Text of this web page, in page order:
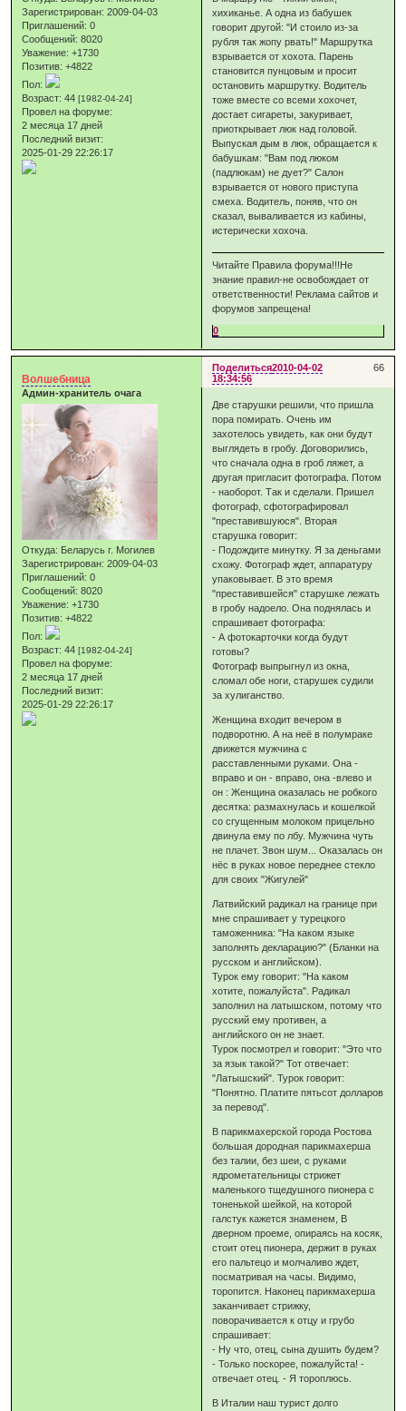
Зарегистрирован: 2009-04-03
Приглашений: 0
Сообщений: 8020
Уважение: +1730
Позитив: +4822
Пол:
Возраст: 44[1982-04-24]
Провел на форуме:
2 месяца 17 дней
Последний визит:
2025-01-29 22:26:17
хихиканье. А одна из бабушек
говорит другой: "И стоило из-за
рубля так жопу рвать!" Маршрутка
взрывается от хохота. Парень
становится пунцовым и просит
остановить маршрутку. Водитель
тоже вместе со всеми хохочет,
достает сигареты, закуривает,
приоткрывает люк над головой.
Выпуская дым в люк, обращается к
бабушкам: "Вам под люком
(падлюкам) не дует?" Салон
взрывается от нового приступа
смеха. Водитель, поняв, что он
сказал, вываливается из кабины,
истерически хохоча.
Читайте Правила форума!!!Не
знание правил-не освобождает от
ответственности! Реклама сайтов и
форумов запрещена!
0
Поделиться 66
2010-04-02
18:34:56
Волшебница
Админ-хранитель очага
Откуда: Беларусь г. Могилев
Зарегистрирован: 2009-04-03
Приглашений: 0
Сообщений: 8020
Уважение: +1730
Позитив: +4822
Пол:
Возраст: 44[1982-04-24]
Провел на форуме:
2 месяца 17 дней
Последний визит:
2025-01-29 22:26:17
Две старушки решили, что пришла
пора помирать. Очень им
захотелось увидеть, как они будут
выглядеть в гробу. Договорились,
что сначала одна в гроб ляжет, а
другая пригласит фотографа. Потом
- наоборот. Так и сделали. Пришел
фотограф, сфотографировал
"преставившуюся". Вторая
старушка говорит:
- Подождите минутку. Я за деньгами
схожу. Фотограф ждет, аппаратуру
упаковывает. В это время
"преставившейся" старушке лежать
в гробу надоело. Она поднялась и
спрашивает фотографа:
- А фотокарточки когда будут
готовы?
Фотограф выпрыгнул из окна,
сломал обе ноги, старушек судили
за хулиганство.
Женщина входит вечером в
подворотню. А на неё в полумраке
движется мужчина с
расставленными руками. Она -
вправо и он - вправо, она -влево и
он : Женщина оказалась не робкого
десятка: размахнулась и кошелкой
со сгущенным молоком прицельно
двинула ему по лбу. Мужчина чуть
не плачет. Звон шум... Оказалась он
нёс в руках новое переднее стекло
для своих "Жигулей"
Латвийский радикал на границе при
мне спрашивает у турецкого
таможенника: "На каком языке
заполнять декларацию?" (Бланки на
русском и английском).
Турок ему говорит: "На каком
хотите, пожалуйста". Радикал
заполнил на латышском, потому что
русский ему противен, а
английского он не знает.
Турок посмотрел и говорит: "Это что
за язык такой?" Тот отвечает:
"Латышский". Турок говорит:
"Понятно. Платите пятьсот долларов
за перевод".
В парикмахерской города Ростова
большая дородная парикмахерша
без талии, без шеи, с руками
ядрометательницы стрижет
маленького тщедушного пионера с
тоненькой шейкой, на которой
галстук кажется знаменем, В
дверном проеме, опираясь на косяк,
стоит отец пионера, держит в руках
его пальтецо и молчаливо ждет,
посматривая на часы. Видимо,
торопится. Наконец парикмахерша
заканчивает стрижку,
поворачивается к отцу и грубо
спрашивает:
- Ну что, отец, сына душить будем?
- Только поскорее, пожалуйста! -
отвечает отец. - Я тороплюсь.
В Италии наш турист долго